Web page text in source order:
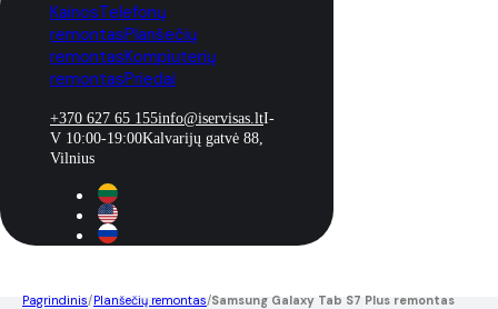
KainosTelefonų
remontasPlanšečių
remontasKompiuterių
remontasPriedai
+370 627 65 155info@iservisas.ltI-
V 10:00-19:00Kalvarijų gatvė 88,
Vilnius
Pagrindinis/Planšečių remontas/Samsung Galaxy Tab S7 Plus remontas